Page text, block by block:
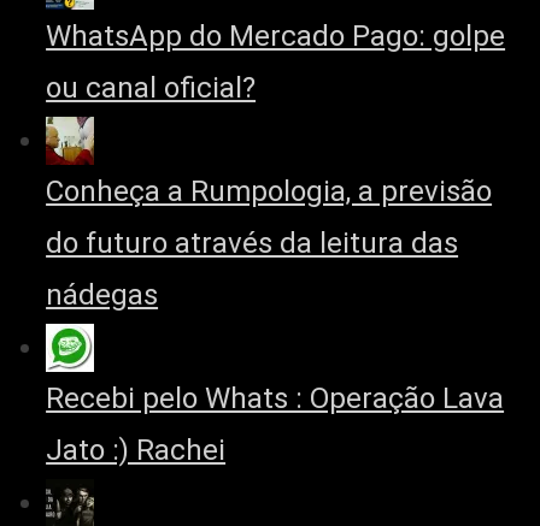
WhatsApp do Mercado Pago: golpe
ou canal oficial?
Conheça a Rumpologia, a previsão
do futuro através da leitura das
nádegas
Recebi pelo Whats : Operação Lava
Jato :) Rachei